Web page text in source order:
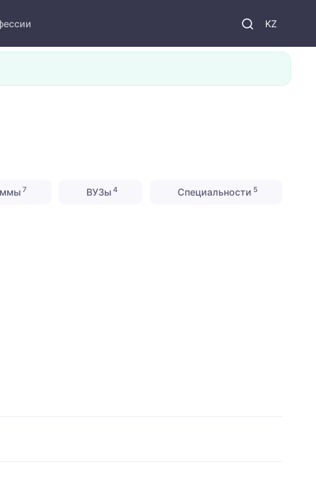
KZ
7 ВУЗы4 Специальности 5